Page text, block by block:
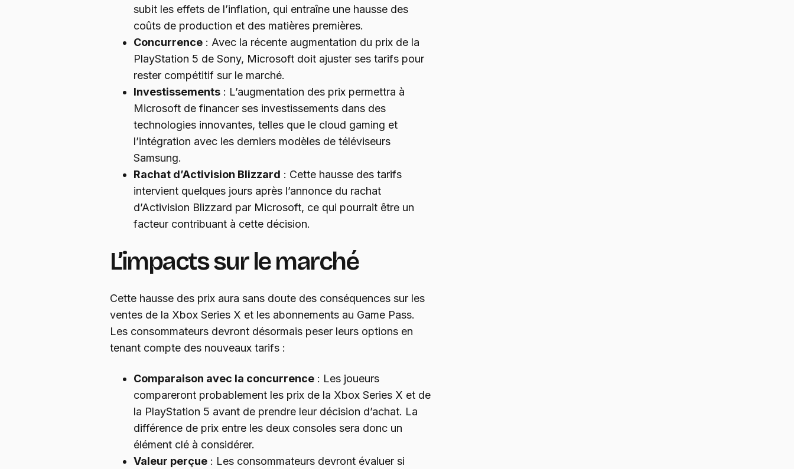
subit les effets de l’inflation, qui entraîne une hausse des
coûts de production et des matières premières.
Concurrence : Avec la récente augmentation du prix de la
PlayStation 5 de Sony, Microsoft doit ajuster ses tarifs pour
rester compétitif sur le marché.
Investissements : L’augmentation des prix permettra à
Microsoft de financer ses investissements dans des
technologies innovantes, telles que le cloud gaming et
l’intégration avec les derniers modèles de téléviseurs
Samsung.
Rachat d’Activision Blizzard : Cette hausse des tarifs
intervient quelques jours après l’annonce du rachat
d’Activision Blizzard par Microsoft, ce qui pourrait être un
facteur contribuant à cette décision.
L’impacts sur le marché
Cette hausse des prix aura sans doute des conséquences sur les
ventes de la Xbox Series X et les abonnements au Game Pass.
Les consommateurs devront désormais peser leurs options en
tenant compte des nouveaux tarifs :
Comparaison avec la concurrence : Les joueurs
compareront probablement les prix de la Xbox Series X et de
la PlayStation 5 avant de prendre leur décision d’achat. La
différence de prix entre les deux consoles sera donc un
élément clé à considérer.
Valeur perçue : Les consommateurs devront évaluer si